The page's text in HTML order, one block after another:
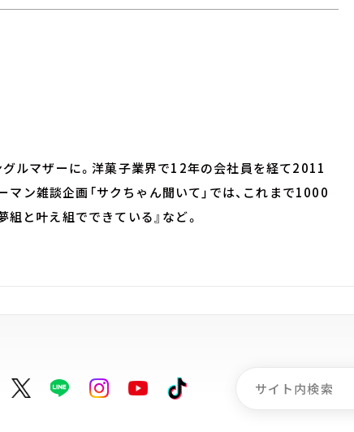
グルマザーに。洋菓子業界で12年の会社員を経て2011
ン雑談企画「サクちゃん聞いて」では、これまで1000
と叶え組でできている』など。